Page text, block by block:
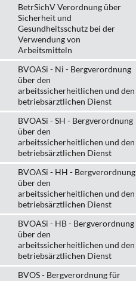
BetrSichV Verordnung über
Sicherheit und
Gesundheitsschutz bei der
Verwendung von
Arbeitsmitteln
BVOASi - Ni - Bergverordnung
über den
arbeitssicherheitlichen und den
betriebsärztlichen Dienst
BVOASi - SH - Bergverordnung
über den
arbeitssicherheitlichen und den
betriebsärztlichen Dienst
BVOASi - HH - Bergverordnung
über den
arbeitssicherheitlichen und den
betriebsärztlichen Dienst
BVOASi - HB - Bergverordnung
über den
arbeitssicherheitlichen und den
betriebsärztlichen Dienst
BVOS - Bergverordnung für